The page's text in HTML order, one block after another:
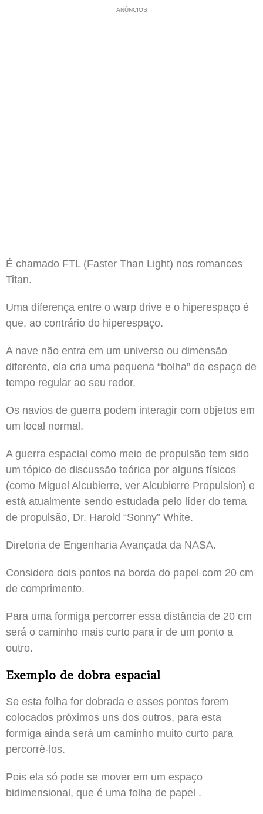
ANÚNCIOS
É chamado FTL (Faster Than Light) nos romances
Titan.
Uma diferença entre o warp drive e o hiperespaço é
que, ao contrário do hiperespaço.
A nave não entra em um universo ou dimensão
diferente, ela cria uma pequena “bolha” de espaço de
tempo regular ao seu redor.
Os navios de guerra podem interagir com objetos em
um local normal.
A guerra espacial como meio de propulsão tem sido
um tópico de discussão teórica por alguns físicos
(como Miguel Alcubierre, ver Alcubierre Propulsion) e
está atualmente sendo estudada pelo líder do tema
de propulsão, Dr. Harold “Sonny” White.
Diretoria de Engenharia Avançada da NASA.
Considere dois pontos na borda do papel com 20 cm
de comprimento.
Para uma formiga percorrer essa distância de 20 cm
será o caminho mais curto para ir de um ponto a
outro.
Exemplo de dobra espacial
Se esta folha for dobrada e esses pontos forem
colocados próximos uns dos outros, para esta
formiga ainda será um caminho muito curto para
percorrê-los.
Pois ela só pode se mover em um espaço
bidimensional, que é uma folha de papel .